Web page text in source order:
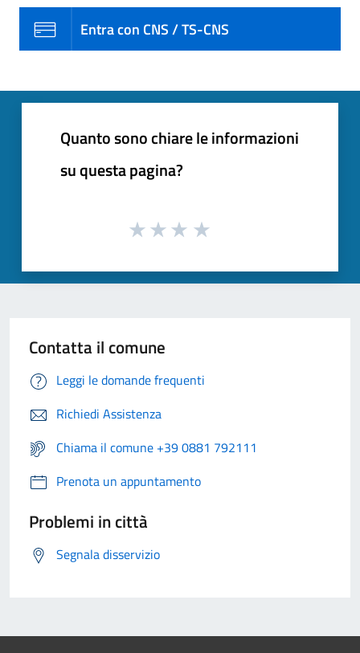
Entra con CNS / TS-CNS
Quanto sono chiare le informazioni
su questa pagina?
Contatta il comune
Leggi le domande frequenti
Richiedi Assistenza
Chiama il comune +39 0881 792111
Prenota un appuntamento
Problemi in città
Segnala disservizio